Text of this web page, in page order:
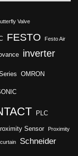
Valve
FESTO Festo Air
inverter
OMRON
PLC
Sensor Proximity
Schneider